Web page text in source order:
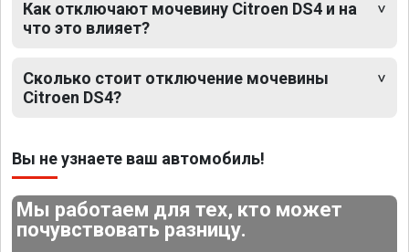
Как отключают мочевину Citroen DS4 и на
что это влияет?
Сколько стоит отключение мочевины
Citroen DS4?
Вы не узнаете ваш автомобиль!
Мы работаем для тех, кто может
почувствовать разницу.